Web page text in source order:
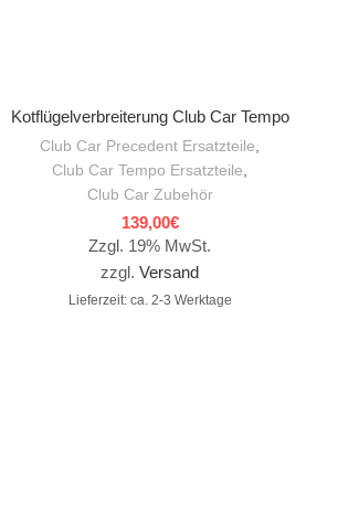
Kotflügelverbreiterung Club Car Tempo
Club Car Precedent Ersatzteile
Club Car Tempo Ersatzteile
Club Car Zubehör
139,00€
Zzgl. 19% MwSt.
zzgl. Versand
Lieferzeit: ca. 2-3 Werktage